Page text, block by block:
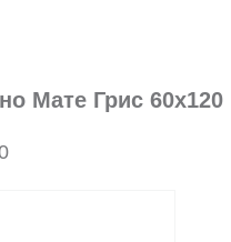
Мате Грис 60x120